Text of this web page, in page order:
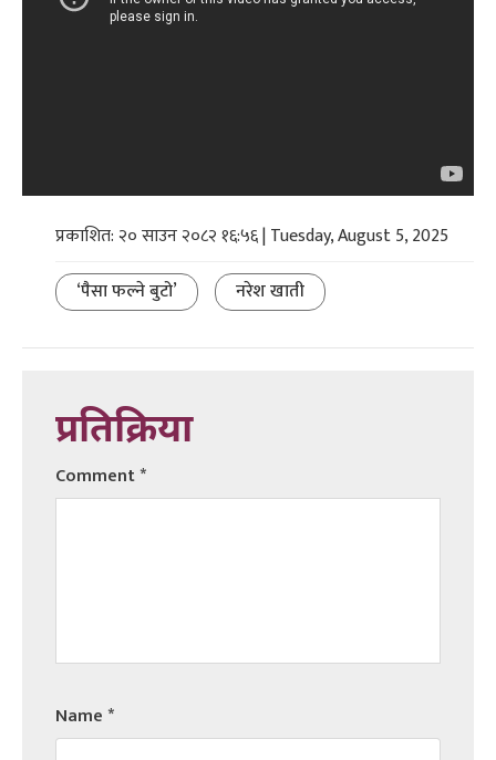
प्रकाशित: २० साउन २०८२ १६:५६ | Tuesday, August 5, 2025
‘पैसा फल्ने बुटो’
नरेश खाती
प्रतिक्रिया
Comment*
Name*